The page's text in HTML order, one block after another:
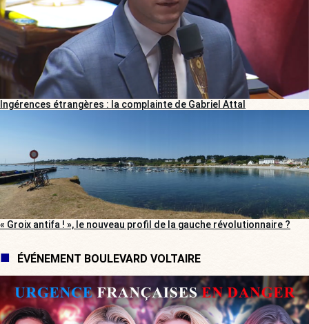
Ingérences étrangères : la complainte de Gabriel Attal
« Groix antifa ! », le nouveau profil de la gauche révolutionnaire ?
ÉVÉNEMENT BOULEVARD VOLTAIRE